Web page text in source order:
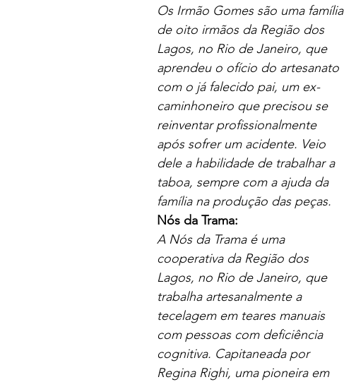
Os Irmão Gomes são uma família
de oito irmãos da Região dos
Lagos, no Rio de Janeiro, que
aprendeu o ofício do artesanato
com o já falecido pai, um ex-
caminhoneiro que precisou se
reinventar profissionalmente
após sofrer um acidente. Veio
dele a habilidade de trabalhar a
taboa, sempre com a ajuda da
família na produção das peças.
Nós da Trama:
A Nós da Trama é uma
cooperativa da Região dos
Lagos, no Rio de Janeiro, que
trabalha artesanalmente a
tecelagem em teares manuais
com pessoas com deficiência
cognitiva. Capitaneada por
Regina Righi, uma pioneira em